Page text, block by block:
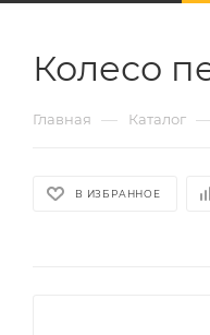
Колесо
Главная — Каталог
В ИЗБРАННОЕ